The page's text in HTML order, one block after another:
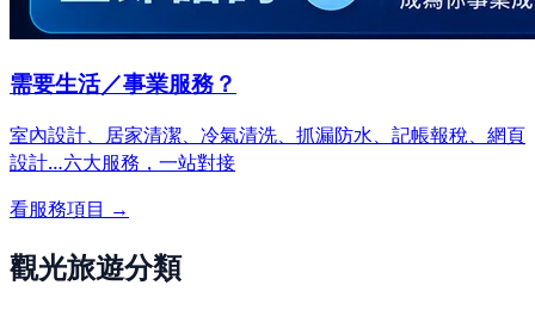
需要生活／事業服務？
室內設計、居家清潔、冷氣清洗、抓漏防水、記帳報稅、網頁
設計…六大服務，一站對接
看服務項目 →
觀光旅遊分類